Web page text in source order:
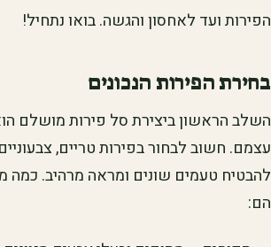
הפירות ועד לאחסון והגשה. בואו נתחיל!
בחירת הפירות הנכונים
השלב הראשון ביצירת סל פירות מושלם
עצמם. חשוב לבחור בפירות טריים, צבעוניים
להבטיח טעמים שונים ומראה מרהיב. כמה
הם: